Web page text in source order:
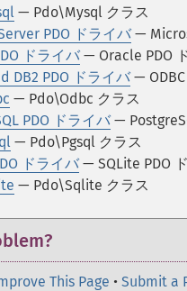
— Pdo\Mysql クラス
PDO ドライバ —
ドライバ — Oracle PDO
DB2 PDO ドライバ —
— Pdo\Odbc クラス
PDO ドライバ —
— Pdo\Pgsql クラス
ドライバ — SQLite PDO
— Pdo\Sqlite クラス
This Page • Submit a